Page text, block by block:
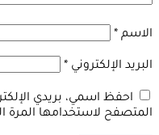
الاسم *
البريد الإلكتروني *
احفظ اسمي، بريدي
المتصفح لاستخدامها المرة